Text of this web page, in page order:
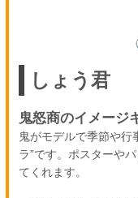
しょう君
鬼怒商のイメージ
鬼がモデルで季節や行
ラ”です。ポスターや
てくれます。